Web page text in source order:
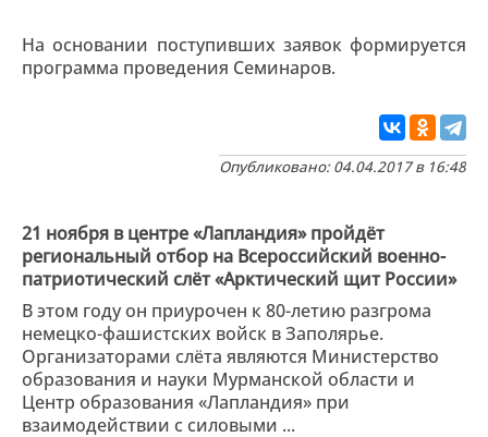
На основании поступивших заявок формируется
программа проведения Семинаров.
Опубликовано: 04.04.2017 в 16:48
21 ноября в центре «Лапландия» пройдёт
региональный отбор на Всероссийский военно-
патриотический слёт «Арктический щит России»
В этом году он приурочен к 80-летию разгрома
немецко-фашистских войск в Заполярье.
Организаторами слёта являются Министерство
образования и науки Мурманской области и
Центр образования «Лапландия» при
взаимодействии с силовыми ...